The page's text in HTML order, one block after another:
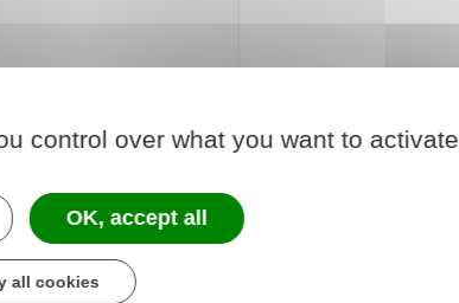
control over what you want to activate
OK, accept all
all cookies